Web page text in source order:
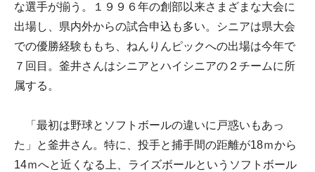
な選手が揃う。１９９６年の創部以来さまざまな大会に
出場し、県内外からの試合申込も多い。シニアは県大会
での優勝経験ももち、ねんりんピックへの出場は今年で
７回目。釜井さんはシニアとハイシニアの２チームに所
属する。
「最初は野球とソフトボールの違いに戸惑いもあっ
た」と釜井さん。特に、投手と捕手間の距離が18ｍから
14ｍへと近くなる上、ライズボールというソフトボール